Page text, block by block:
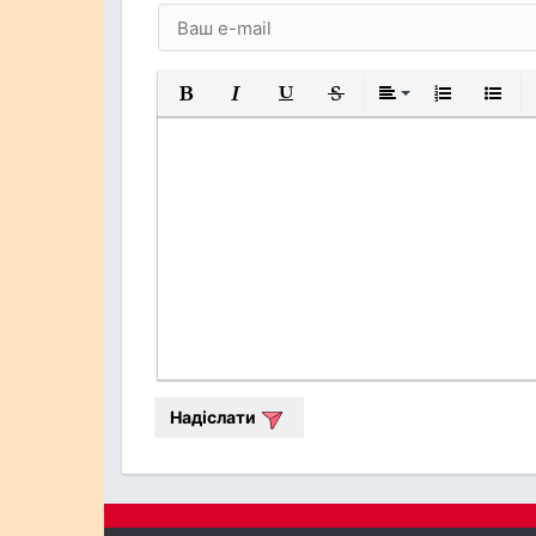
ЖирнийКурсивПідкреслений
ЗакресленийВирівнювання
Надіслати